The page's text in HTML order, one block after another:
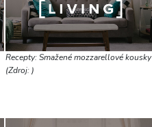
Recepty: Smažené mozzarellové kousky
(Zdroj: )